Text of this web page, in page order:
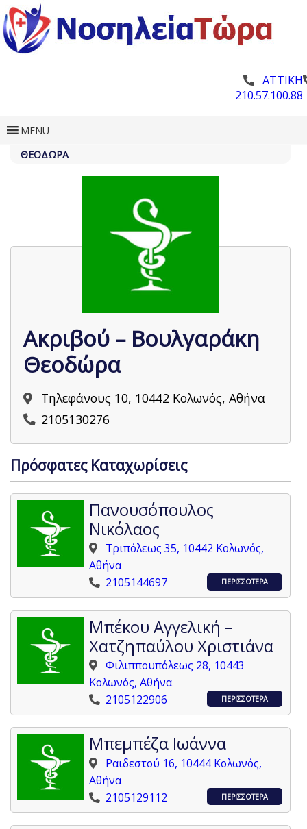
ΑΤΤΙΚΗ
210.57.100.88
MENU
ΘΕΟΔΏΡΑ
Ακριβού – Βουλγαράκη
Θεοδώρα
Τηλεφάνους 10, 10442 Κολωνός, Αθήνα
2105130276
Πρόσφατες Καταχωρίσεις
Πανουσόπουλος
Νικόλαος
Τριπόλεως 35, 10442 Κολωνός,
Αθήνα
2105144697
ΠΕΡΙΣΣΟΤΕΡΑ
Μπέκου Αγγελική –
Χατζηπαύλου Χριστιάνα
Φιλιππουπόλεως 28, 10443
Κολωνός, Αθήνα
2105122906
ΠΕΡΙΣΣΟΤΕΡΑ
Μπεμπέζα Ιωάννα
Ραιδεστού 16, 10444 Κολωνός,
Αθήνα
2105129112
ΠΕΡΙΣΣΟΤΕΡΑ